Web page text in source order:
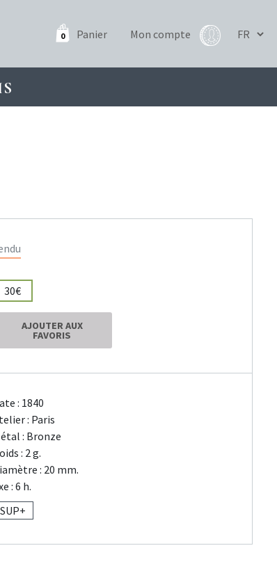
0 Panier Mon compte
30€
AJOUTER AUX
FAVORIS
: 1840
: Paris
: Bronze
: 2 g.
: 20 mm.
: 6 h.
SUP+